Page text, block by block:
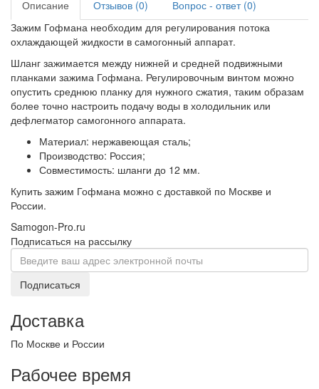
Описание Отзывов (0)
Вопрос - ответ (0)
Зажим Гофмана необходим для регулирования потока
охлаждающей жидкости в самогонный аппарат.
Шланг зажимается между нижней и средней подвижными
планками зажима Гофмана. Регулировочным винтом можно
опустить среднюю планку для нужного сжатия, таким образам
более точно настроить подачу воды в холодильник или
дефлегматор самогонного аппарата.
Материал: нержавеющая сталь;
Производство: Россия;
Совместимость: шланги до 12 мм.
Купить зажим Гофмана можно с доставкой по Москве и
России.
Samogon-Pro.ru
Подписаться на рассылку
Подписаться
Доставка
По Москве и России
Рабочее время